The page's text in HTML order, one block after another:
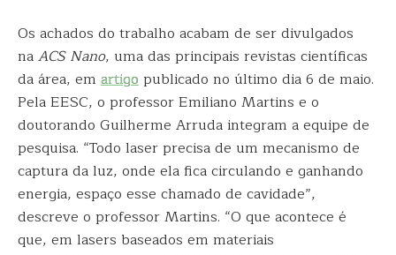
Os achados do trabalho acabam de ser divulgados
naACS Nano, uma das principais revistas científicas
da área, em artigopublicado no último dia 6 de maio.
Pela EESC, o professor Emiliano Martins e o
doutorando Guilherme Arruda integram a equipe de
pesquisa. “Todo laser precisa de um mecanismo de
captura da luz, onde ela fica circulando e ganhando
energia, espaço esse chamado de cavidade”,
descreve o professor Martins. “O que acontece é
que, em lasers baseados em materiais